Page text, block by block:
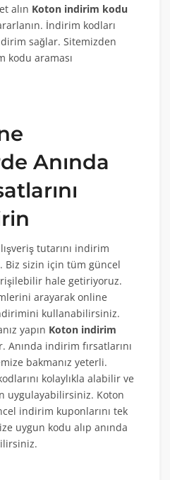
alın Koton indirim kodu
İndirim kodları
sağlar. Sitemizden
kodu araması
Anında
tutarını indirim
sizin için tüm güncel
hale getiriyoruz.
arayarak online
kullanabilirsiniz.
yapın Koton indirim
Anında indirim fırsatlarını
bakmanız yeterli.
kolaylıkla alabilir ve
uygulayabilirsiniz. Koton
indirim kuponlarını tek
uygun kodu alıp anında